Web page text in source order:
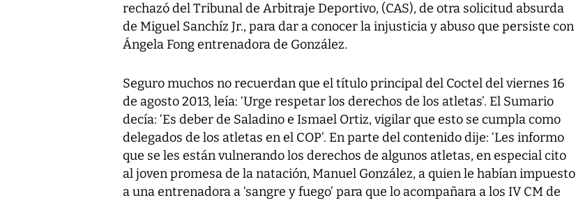
rechazó del Tribunal de Arbitraje Deportivo, (CAS), de otra solicitud absurda
de Miguel Sanchíz Jr., para dar a conocer la injusticia y abuso que persiste con
Ángela Fong entrenadora de González.
Seguro muchos no recuerdan que el título principal del Coctel del viernes 16
de agosto 2013, leía: ‘Urge respetar los derechos de los atletas’. El Sumario
decía: ‘Es deber de Saladino e Ismael Ortiz, vigilar que esto se cumpla como
delegados de los atletas en el COP’. En parte del contenido dije: ‘Les informo
que se les están vulnerando los derechos de algunos atletas, en especial cito
al joven promesa de la natación, Manuel González, a quien le habían impuesto
a una entrenadora a ‘sangre y fuego’ para que lo acompañara a los IV CM de